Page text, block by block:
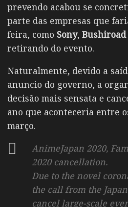
prevendo acabou se
parte das empresas que
feira, como Sony, Bushiroad
retirando do evento.
Naturalmente, devido a
anuncio do governo, a
decisão mais sensata e
ano que aconteceria entre
março.
AnimeJapan 2020,
2020 cancellation.
Due to the novel
the call from the
cancel large-scale